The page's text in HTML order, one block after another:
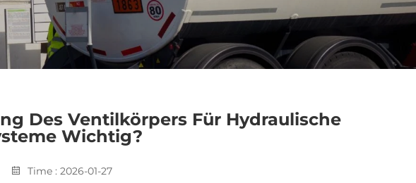
Des Ventilkörpers Für Hydraulische
Wichtig?
Time : 2026-01-27